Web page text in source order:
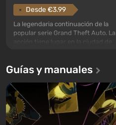
Desde €3.99
La legendaria continuación de la
popular serie Grand Theft Auto. La
acción tiene lugar en la ciudad de
primera vez, el juego contará la
historia de tres personajes: Michael,
Trevor y Franklin, entre los cuales
podrás cambi...
Guías y manuales